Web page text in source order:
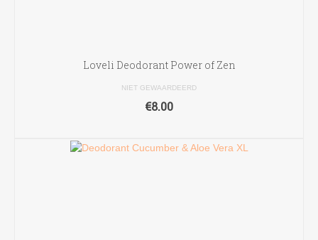
Loveli Deodorant Power of Zen
NIET GEWAARDEERD
€8.00